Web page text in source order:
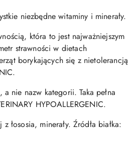
niezbędne witaminy i minerały.
która to jest najważniejszym
strawności w dietach
borykających się z nietolerancją
nie nazw kategorii. Taka pełna
HYPOALLERGENIC.
minerały. Źródła białka: